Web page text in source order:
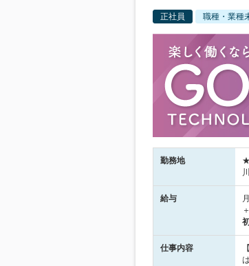
正社員 職種・業種
勤務地
★
給与
仕事内容